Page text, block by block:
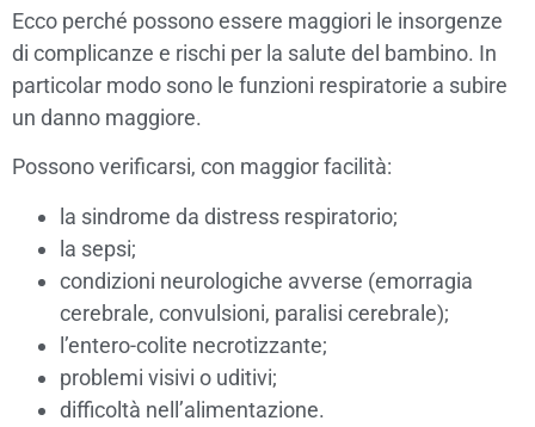
Ecco perché possono essere maggiori le insorgenze
di complicanze e rischi per la salute del bambino. In
particolar modo sono le funzioni respiratorie a subire
un danno maggiore.
Possono verificarsi, con maggior facilità:
la sindrome da distress respiratorio;
la sepsi;
condizioni neurologiche avverse (emorragia
cerebrale, convulsioni, paralisi cerebrale);
l’entero-colite necrotizzante;
problemi visivi o uditivi;
difficoltà nell’alimentazione.